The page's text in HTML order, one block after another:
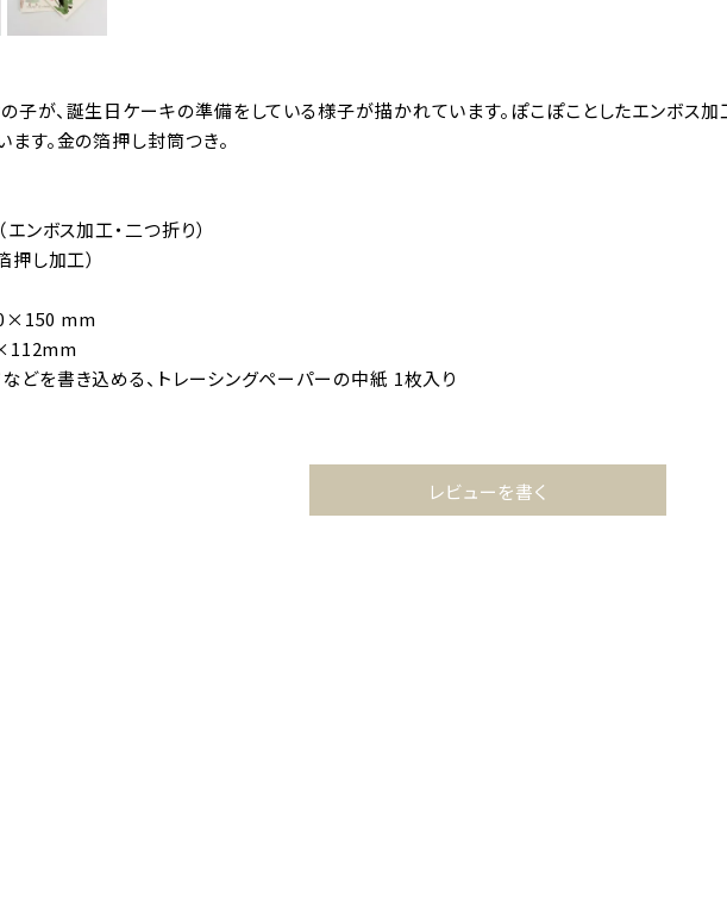
子が、誕生日ケーキの準備をしている様子が描かれています。ぽこぽことしたエンボス加
ます。金の箔押し封筒つき。
エンボス加工・二つ折り）
押し加工）
mm
などを書き込める、トレーシングペーパーの中紙 1枚入り
レビューを書く